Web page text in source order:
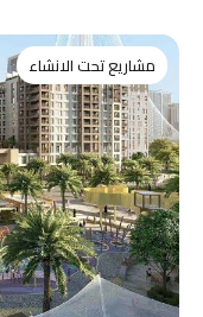
مشاريع تحت الانشاء